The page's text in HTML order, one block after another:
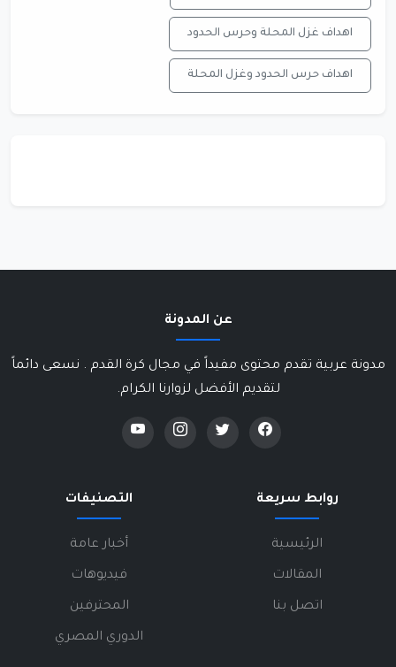
اهداف غزل المحلة وحرس الحدود
اهداف حرس الحدود وغزل المحلة
عن المدونة
مدونة عربية تقدم محتوى مفيداً في مجال كرة القدم . نسعى دائماً
لتقديم الأفضل لزوارنا الكرام.
روابط سريعة
الرئيسية
المقالات
اتصل بنا
التصنيفات
أخبار عامة
فيديوهات
المحترفين
الدوري المصري